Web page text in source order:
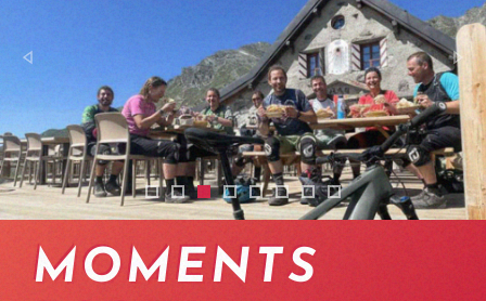
2512-emtb-trip-switzerland
2512-transalp-ebike-suisse-aoste-ebike-
2512-tour-ebike-cabane-montfort
2512-guide-vtt-vallee-aoste
2512-ebike-holidays-
2512-traversee-itineraire-
2508-transalp-ebike-
2508-traversee-
MOMENTS